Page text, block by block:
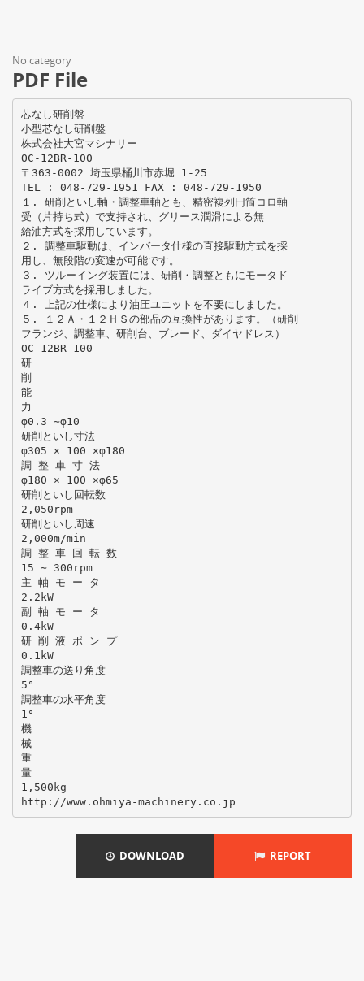
No category
PDF File
芯なし研削盤
小型芯なし研削盤
株式会社大宮マシナリー
OC-12BR-100
〒363-0002 埼玉県桶川市赤堀 1-25
TEL : 048-729-1951 FAX : 048-729-1950
１. 研削といし軸・調整車軸とも、精密複列円筒コロ軸
受（片持ち式）で支持され、グリース潤滑による無
給油方式を採用しています。
２. 調整車駆動は、インバータ仕様の直接駆動方式を採
用し、無段階の変速が可能です。
３. ツルーイング装置には、研削・調整ともにモータド
ライブ方式を採用しました。
４. 上記の仕様により油圧ユニットを不要にしました。
５. １２Ａ・１２ＨＳの部品の互換性があります。（研削
フランジ、調整車、研削台、ブレード、ダイヤドレス）
OC-12BR-100
研
削
能
力
φ0.3 ∼φ10
研削といし寸法
φ305 × 100 ×φ180
調 整 車 寸 法
φ180 × 100 ×φ65
研削といし回転数
2,050rpm
研削といし周速
2,000m/min
調 整 車 回 転 数
15 ∼ 300rpm
主 軸 モ ー タ
2.2kW
副 軸 モ ー タ
0.4kW
研 削 液 ポ ン プ
0.1kW
調整車の送り角度
5°
調整車の水平角度
1°
機
械
重
量
1,500kg
DOWNLOAD REPORT